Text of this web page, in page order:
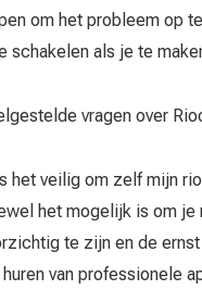
om het probleem op
schakelen als je te
vragen over
het veilig om zelf mijn
het mogelijk is om
te zijn en de
huren van professionele